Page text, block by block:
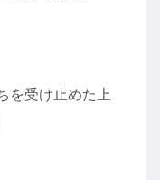
を受け止めた上